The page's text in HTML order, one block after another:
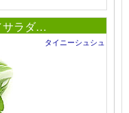
サラダ…
タイニーシュシュ